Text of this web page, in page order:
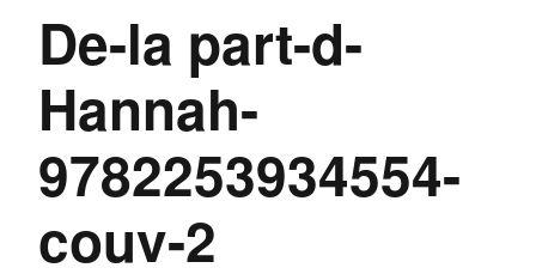
De-la part-d-
Hannah-
9782253934554-
couv-2